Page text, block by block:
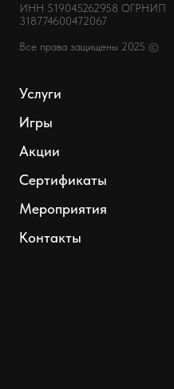
ИНН 519045262958 ОГРНИП
318774600472067
Все права защищены 2025 ©
Услуги
Игры
Акции
Сертификаты
Мероприятия
Контакты